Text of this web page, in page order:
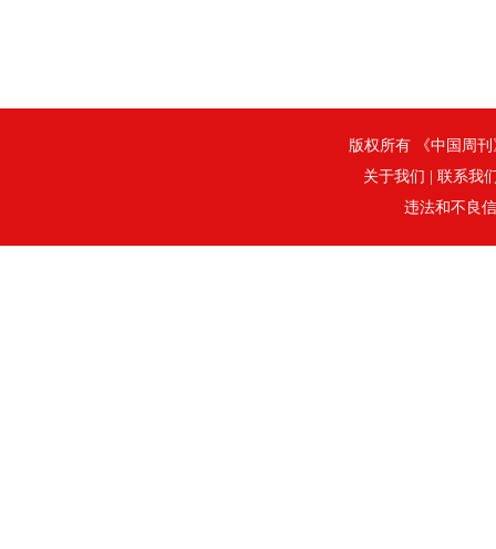
版权所有 《中国周刊
关于我们
联系我
违法和不良